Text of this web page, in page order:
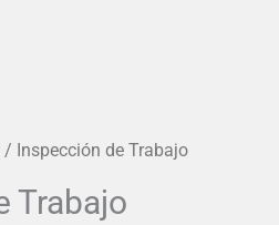
/ Inspección de Trabajo
Trabajo